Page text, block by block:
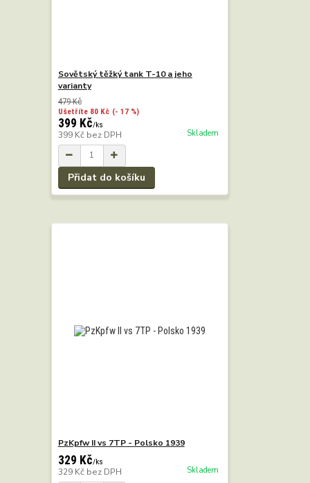
Sovětský těžký tank T-10 a jeho
varianty
479 Kč
Ušetříte 80 Kč (- 17 %)
399 Kč/ks
399 Kč bez DPH Skladem
Přidat do košíku
PzKpfw II vs 7TP - Polsko 1939
329 Kč/ks
329 Kč bez DPH Skladem